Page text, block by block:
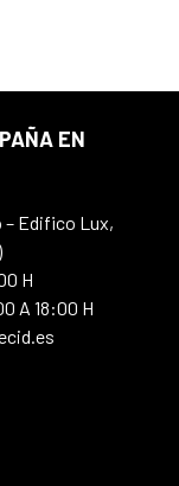
EN
– Edifico Lux,
H
A 18:00 H